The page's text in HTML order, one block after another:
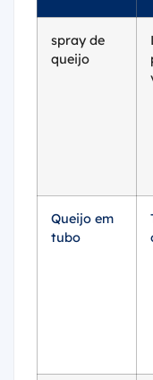
spray de
queijo
Queijo em
tubo